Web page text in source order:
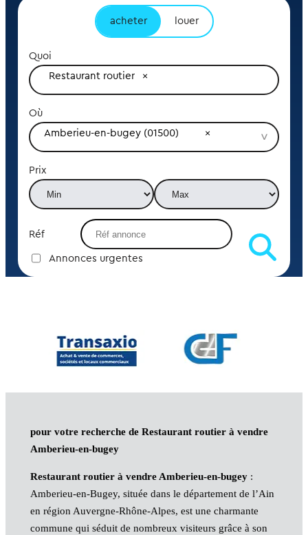
acheter louer
Quoi
Restaurant routier
Où
Amberieu-en-bugey (01500)
Prix
Réf
Annonces urgentes
pour votre recherche de Restaurant routier à vendre
Amberieu-en-bugey
Restaurant routier à vendre Amberieu-en-bugey:
Amberieu-en-Bugey, située dans le département de l’Ain
en région Auvergne-Rhône-Alpes, est une charmante
commune qui séduit de nombreux visiteurs grâce à son